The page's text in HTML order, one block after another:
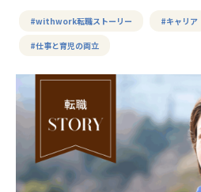
#withwork転職ストーリー #キャリア
#仕事と育児の両立